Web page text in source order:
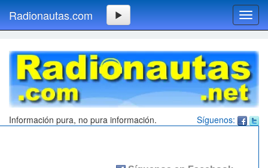
Radionautas.com
Síguenos:
Información pura, no pura información.